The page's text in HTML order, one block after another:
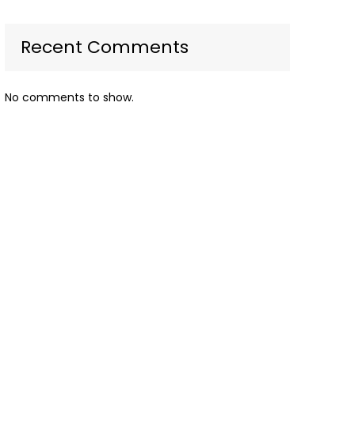
Recent Comments
No comments to show.